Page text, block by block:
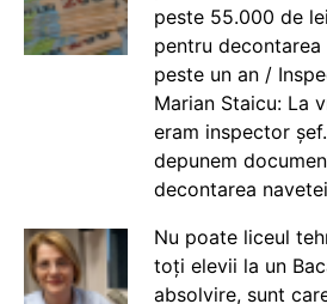
peste 55.000 de
pentru
peste un an /
Marian Staicu: La
eram inspector
depunem
decontarea navetei
Nu poate liceul
toți elevii la un
absolvire, sunt